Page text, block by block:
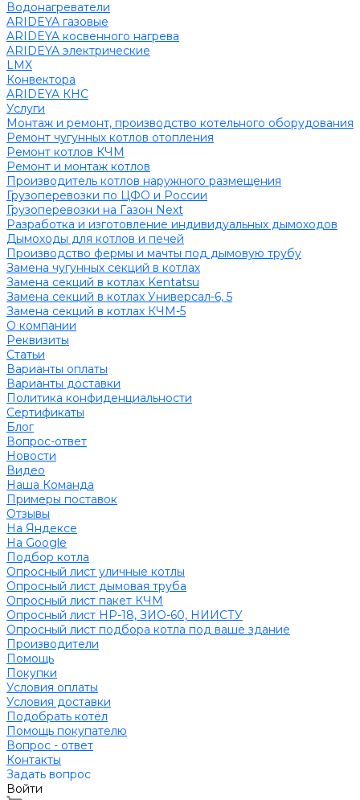
Водонагреватели
ARIDEYA газовые
ARIDEYA косвенного нагрева
ARIDEYA электрические
LMX
Конвектора
ARIDEYA КНС
Услуги
Монтаж и ремонт, производство котельного оборудования
Ремонт чугунных котлов отопления
Ремонт котлов КЧМ
Ремонт и монтаж котлов
Производитель котлов наружного размещения
Грузоперевозки по ЦФО и России
Грузоперевозки на Газон Next
Разработка и изготовление индивидуальных дымоходов
Дымоходы для котлов и печей
Производство фермы и мачты под дымовую трубу
Замена чугунных секций в котлах
Замена секций в котлах Kentatsu
Замена секций в котлах Универсал-6, 5
Замена секций в котлах КЧМ-5
О компании
Реквизиты
Статьи
Варианты оплаты
Варианты доставки
Политика конфиденциальности
Сертификаты
Блог
Вопрос-ответ
Новости
Видео
Наша Команда
Примеры поставок
Отзывы
На Яндексе
На Google
Подбор котла
Опросный лист уличные котлы
Опросный лист дымовая труба
Опросный лист пакет КЧМ
Опросный лист НР-18, ЗИО-60, НИИСТУ
Опросный лист подбора котла под ваше здание
Производители
Помощь
Покупки
Условия оплаты
Условия доставки
Подобрать котёл
Помощь покупателю
Вопрос - ответ
Контакты
Задать вопрос
Войти